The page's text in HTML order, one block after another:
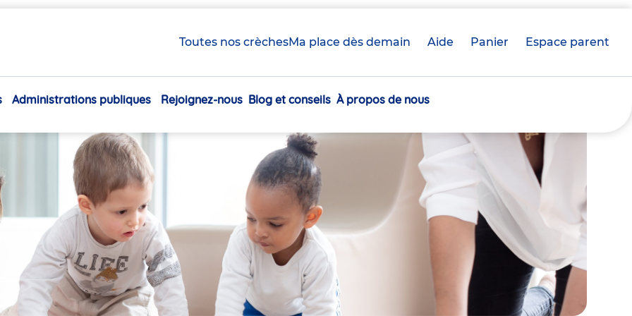
Toutes nos crèchesMa place dès demain Aide Panier crèche(s)
Espace parent
Navigation
Administrations publiques Rejoignez-nous Blog et conseils À propos de nous